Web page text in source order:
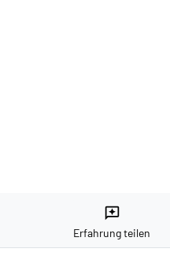
reviews
Erfahrung teilen